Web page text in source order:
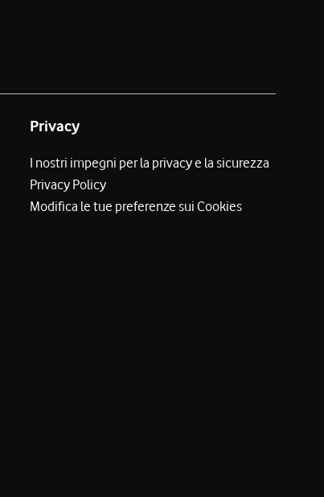
Privacy
I nostri impegni per la privacy e la sicurezza
Privacy Policy
Modifica le tue preferenze sui Cookies